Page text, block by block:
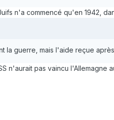
n'a commencé qu'en 1942,
la guerre, mais l'aide reçue
n'aurait pas vaincu l'Allemagne